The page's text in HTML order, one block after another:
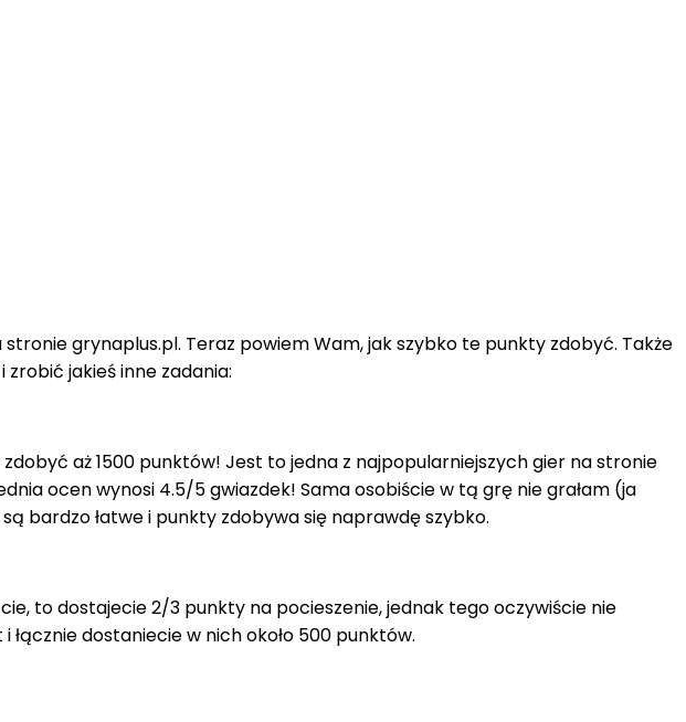
grynaplus.pl. Teraz powiem Wam, jak szybko te punkty zdobyć. Także
jakieś inne zadania:
aż 1500 punktów! Jest to jedna z najpopularniejszych gier na stronie
ocen wynosi 4.5/5 gwiazdek! Sama osobiście w tą grę nie grałam (ja
bardzo łatwe i punkty zdobywa się naprawdę szybko.
to dostajecie 2/3 punkty na pocieszenie, jednak tego oczywiście nie
dostaniecie w nich około 500 punktów.